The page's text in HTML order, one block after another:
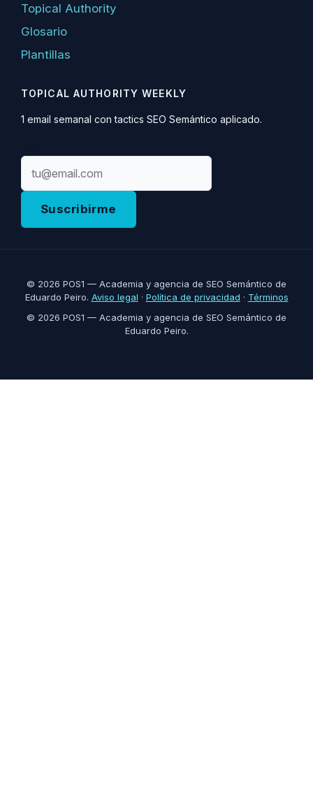
Topical Authority
Glosario
Plantillas
TOPICAL AUTHORITY WEEKLY
1 email semanal con tactics SEO Semántico aplicado.
Suscribirme
© 2026 POS1 — Academia y agencia de SEO Semántico de
Eduardo Peiro. Aviso legal · Política de privacidad · Términos
© 2026 POS1 — Academia y agencia de SEO Semántico de
Eduardo Peiro.